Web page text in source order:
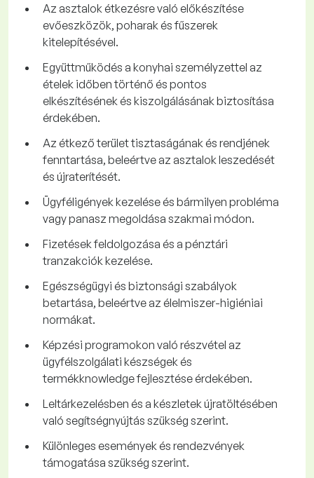
Az asztalok étkezésre való előkészítése
evőeszközök, poharak és fűszerek
kitelepítésével.
Együttműködés a konyhai személyzettel az
ételek időben történő és pontos
elkészítésének és kiszolgálásának biztosítása
érdekében.
Az étkező terület tisztaságának és rendjének
fenntartása, beleértve az asztalok leszedését
és újraterítését.
Ügyféligények kezelése és bármilyen probléma
vagy panasz megoldása szakmai módon.
Fizetések feldolgozása és a pénztári
tranzakciók kezelése.
Egészségügyi és biztonsági szabályok
betartása, beleértve az élelmiszer-higiéniai
normákat.
Képzési programokon való részvétel az
ügyfélszolgálati készségek és
termékknowledge fejlesztése érdekében.
Leltárkezelésben és a készletek újratöltésében
való segítségnyújtás szükség szerint.
Különleges események és rendezvények
támogatása szükség szerint.